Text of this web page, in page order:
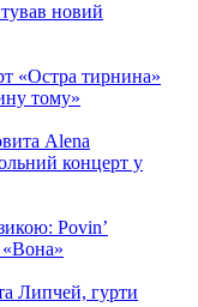
новий
«Остра тирнина»
тому»
Alena
концерт у
Povin’
«Вона»
Липчей, гурти